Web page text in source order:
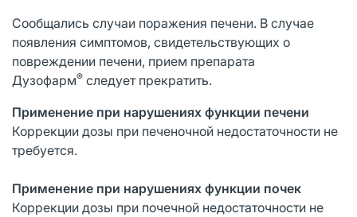
Сообщались случаи поражения печени. В случае
появления симптомов, свидетельствующих о
повреждении печени, прием препарата
Дузофарм® следует прекратить.
Применение при нарушениях функции печени
Коррекции дозы при печеночной недостаточности не
требуется.
Применение при нарушениях функции почек
Коррекции дозы при почечной недостаточности не